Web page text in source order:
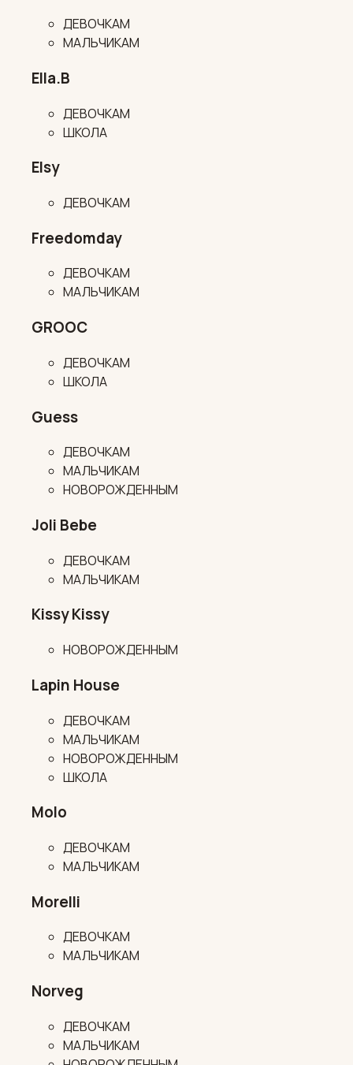
ДЕВОЧКАМ
МАЛЬЧИКАМ
Ella.B
ДЕВОЧКАМ
ШКОЛА
Elsy
ДЕВОЧКАМ
Freedomday
ДЕВОЧКАМ
МАЛЬЧИКАМ
GROOC
ДЕВОЧКАМ
ШКОЛА
Guess
ДЕВОЧКАМ
МАЛЬЧИКАМ
НОВОРОЖДЕННЫМ
Joli Bebe
ДЕВОЧКАМ
МАЛЬЧИКАМ
Kissy Kissy
НОВОРОЖДЕННЫМ
Lapin House
ДЕВОЧКАМ
МАЛЬЧИКАМ
НОВОРОЖДЕННЫМ
ШКОЛА
Molo
ДЕВОЧКАМ
МАЛЬЧИКАМ
Morelli
ДЕВОЧКАМ
МАЛЬЧИКАМ
Norveg
ДЕВОЧКАМ
МАЛЬЧИКАМ